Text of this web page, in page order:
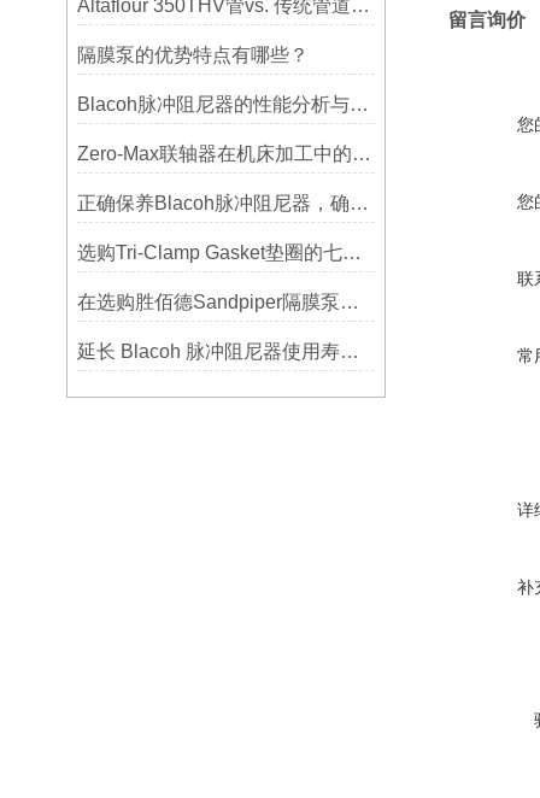
Altaflour 350THV管vs. 传统管道：谁更耐用？
隔膜泵的优势特点有哪些？
Blacoh脉冲阻尼器的性能分析与测试方法
Zero-Max联轴器在机床加工中的应用及精度保证方法
正确保养Blacoh脉冲阻尼器，确保长期稳定运行
选购Tri-Clamp Gasket垫圈的七大要点
在选购胜佰德Sandpiper隔膜泵时应该注意哪些关键参数？
延长 Blacoh 脉冲阻尼器使用寿命的维护技巧大公开
留言询价
您
您
联
常
详
补